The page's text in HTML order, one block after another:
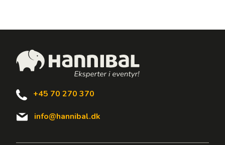
+45 70 270 370
info@hannibal.dk